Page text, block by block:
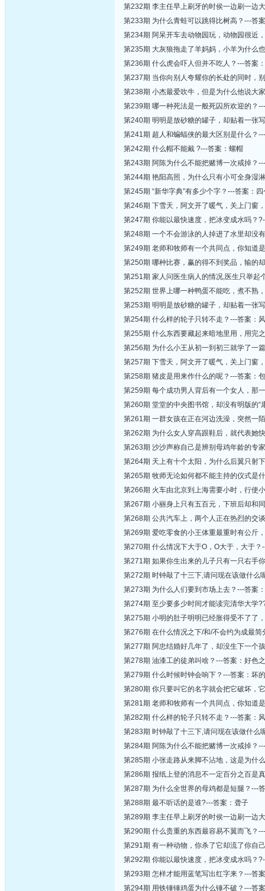
第232期 李主任早上刷牙的时侯一边刷一边
第233期 为什么青蛙可以跳得比树高？---答
第234期 阿呆开车去动物园玩，动物园很近
第235期 大灰狼拖走了羊妈妈，小羊为什么
第236期 什么虎会吓人但并不吃人？---答案
第237期 当你向别人夸耀你的长处的同时，
第238期 小杰最爱吹牛，但是为什么他说大
第239期 哪一种死法是一般死囚所欢迎的？
第240期 明明是放砂糖的罐子，却贴着一张
第241期 超人和蝙蝠侠的最大区别是什么？
第242期 什么帽不能戴 ?---答案：螺帽
第243期 阿陈为什么不能把赌博一次戒掉？
第244期 艳阳高照，为什么只有小可全身湿
第245期 “新华字典”有多少个字？---答案：四
第246期 下雪天，阿文开了暖气，关上门窗
第247期 你能以最快速度，把冰变成水吗？
第248期 一个不会游泳的人掉进了水里却没
第249期 老师和牧师有一个共同点，你知道
第250期 哪种比赛，赢的得不到奖品，输的
第251期 家人问医生病人的情况,医生只举起
第252期 世界上哪一种鸭蛋不能吃，煮不熟
第253期 明明是放砂糖的罐子，却贴着一张
第254期 什么样的轮子只转不走？---答案：
第255期 什么东西要藏起来暗地里用，用完
第256期 为什么小王从初一到初三就学了一
第257期 下雪天，阿文开了暖气，关上门窗
第258期 猪皮是用来作什么的呢？---答案：
第259期 每个成功男人背后有一个女人，那
第260期 堂堂的中央图书馆，却没有明版的
第261期 一群女孩在正在河边洗澡，突然一
第262期 为什么女人穿高跟鞋后，就代表她
第263期 沙沙声称自己是辨别母鸡年龄的专
第264期 天上有十个太阳，为什么后翼只射
第265期 牧师无论如何都不能主持的仪式是
第266期 火车由北京到上海需要小时，行使
第267期 小丽身上只有五百元，下班后却和
第268期 公共汽车上，两个人正在热烈的交
第269期 爱吃零食的小王体重最重时有公斤
第270期 什么情况下大于O，O大于，大于
第271期 如果你生出来的儿子只有一只右手
第272期 时钟敲了十三下,请问现在该做什么
第273期 为什么人们要到市场上去？---答案
第274期 至少要多少时间才能读完清华大学
第275期 小明的肚子明明已经胀得受不了了
第276期 在什么情况之下/和/不会约为成最
第277期 阿忠结婚好几年了，却没生下一个
第278期 油漆工的徒弟叫啥？---答案：好色
第279期 什么时候时钟会响下？---答案：坏
第280期 你只要叫它的名字就会把它破坏，
第281期 老师和牧师有一个共同点，你知道
第282期 什么样的轮子只转不走？---答案：
第283期 时钟敲了十三下,请问现在该做什么
第284期 阿陈为什么不能把赌博一次戒掉？
第285期 小张走路从来脚不沾地，这是为什
第286期 报纸上登的消息不一定百分之百是
第287期 为什么全世界的母鸡都是短腿？---
第288期 最不听话的是谁?---答案：聋子
第289期 李主任早上刷牙的时侯一边刷一边
第290期 什么贵重的东西最容易不翼而飞？
第291期 有一种动物，你杀了它却流了你自
第292期 你能以最快速度，把冰变成水吗？
第293期 怎样才能用蓝笔写出红字来？---答
第294期 用铁锤锤鸡蛋为什么锤不破？---答